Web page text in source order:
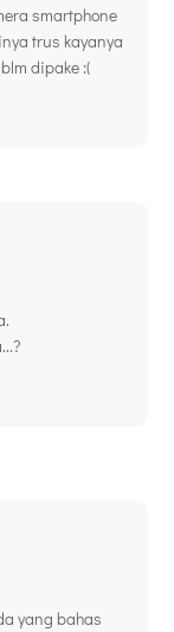
smartphone
trus kayanya
dipake :(
yang bahas